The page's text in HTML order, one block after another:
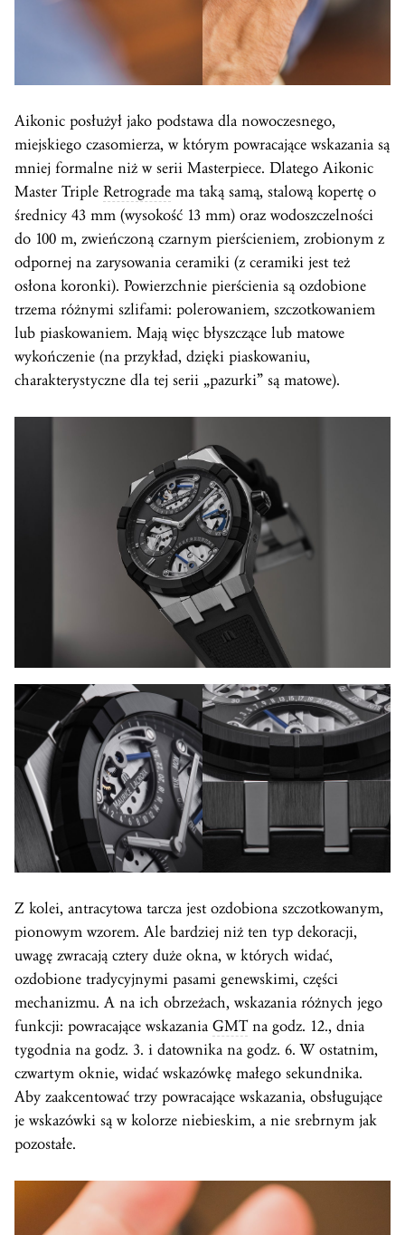
Aikonic posłużył jako podstawa dla nowoczesnego,
miejskiego czasomierza, w którym powracające wskazania są
mniej formalne niż w serii Masterpiece. Dlatego Aikonic
Master Triple Retrograde ma taką samą, stalową kopertę o
średnicy 43 mm (wysokość 13 mm) oraz wodoszczelności
do 100 m, zwieńczoną czarnym pierścieniem, zrobionym z
odpornej na zarysowania ceramiki (z ceramiki jest też
osłona koronki). Powierzchnie pierścienia są ozdobione
trzema różnymi szlifami: polerowaniem, szczotkowaniem
lub piaskowaniem. Mają więc błyszczące lub matowe
wykończenie (na przykład, dzięki piaskowaniu,
charakterystyczne dla tej serii „pazurki” są matowe).
Z kolei, antracytowa tarcza jest ozdobiona szczotkowanym,
pionowym wzorem. Ale bardziej niż ten typ dekoracji,
uwagę zwracają cztery duże okna, w których widać,
ozdobione tradycyjnymi pasami genewskimi, części
mechanizmu. A na ich obrzeżach, wskazania różnych jego
funkcji: powracające wskazania GMTna godz. 12., dnia
tygodnia na godz. 3. i datownika na godz. 6. W ostatnim,
czwartym oknie, widać wskazówkę małego sekundnika.
Aby zaakcentować trzy powracające wskazania, obsługujące
je wskazówki są w kolorze niebieskim, a nie srebrnym jak
pozostałe.